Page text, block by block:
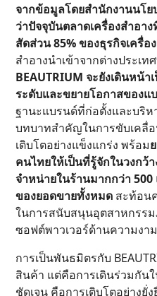
จากข้อมูลโดยสำนักงานนโ
ว่าปัจจุบันตลาดเครื่องสำอา
สัดส่วน 85% ของธุรกิจเครื่อ
สำอางนำเข้าจากต่างประเ
BEAUTRIUM จะยังเดินหน้
ระดับและขยายโอกาสของ
ฐานะแบรนด์ที่ก่อตั้งและบริห
บทบาทสำคัญในการขับเคลื่
เติบโตอย่างแข็งแกร่ง พร้อม
คนไทยให้เป็นที่รู้จักในวงกว้า
จำหน่ายในร้านมากกว่า
ของยอดขายทั้งหมด สะท้อน
ในการสนับสนุนอุตสาหกรร
ซอฟต์พาวเวอร์ด้านความงา
การเป็นพันธมิตรกับ
สินค้า แต่คือการเดินร่วมกัน
ชัดเจน คือการเติบโตอย่างยั่